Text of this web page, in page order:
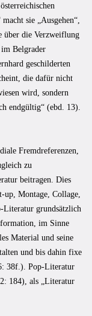
sie „Ausgehen“,
über die Verzweiflung
Belgrader
geschilderten
die dafür nicht
wird, sondern
endgültig“ (ebd. 13).
Fremdreferenzen,
zu
beitragen. Dies
Montage, Collage,
Literatur grundsätzlich
im Sinne
Material und seine
und bis dahin fixe
38f.). Pop-Literatur
184), als „Literatur